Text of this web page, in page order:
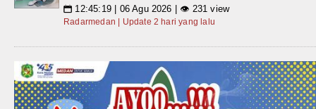
📅 12:45:19 | 06 Agu 2026 | 👁 231 view
Radarmedan | Update 2 hari yang lalu